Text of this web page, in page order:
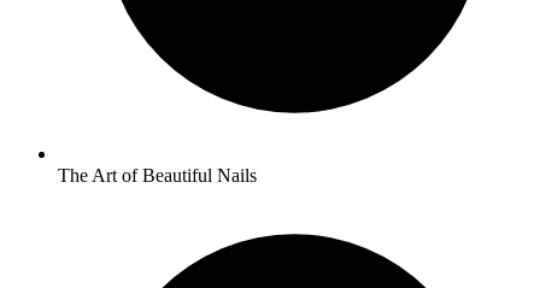
The Art of Beautiful Nails